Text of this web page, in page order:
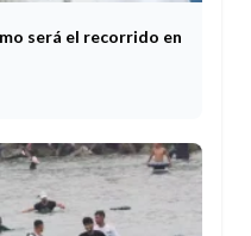
será el recorrido en